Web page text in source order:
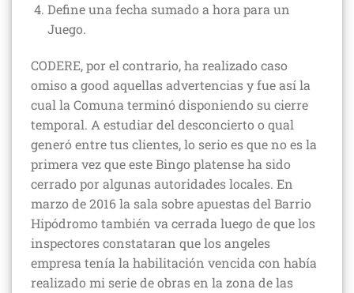
Define una fecha sumado a hora para un
Juego.
CODERE, por el contrario, ha realizado caso
omiso a good aquellas advertencias y fue así la
cual la Comuna terminó disponiendo su cierre
temporal. A estudiar del desconcierto o qual
generó entre tus clientes, lo serio es que no es la
primera vez que este Bingo platense ha sido
cerrado por algunas autoridades locales. En
marzo de 2016 la sala sobre apuestas del Barrio
Hipódromo también va cerrada luego de que los
inspectores constataran que los angeles
empresa tenía la habilitación vencida con había
realizado mi serie de obras en la zona de las